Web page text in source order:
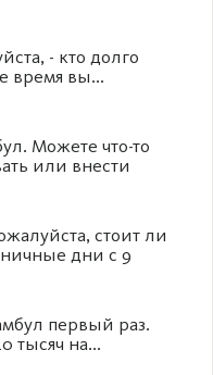
- кто долго
время вы...
Можете что-то
или внести
стоит ли
дни с 9
первый раз.
тысяч на...